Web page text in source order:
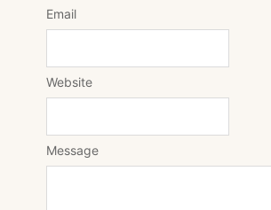
Message
Email
Website